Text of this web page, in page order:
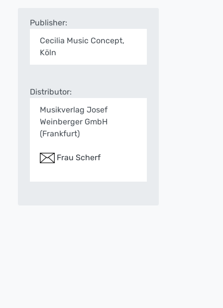
Publisher:
Cecilia Music Concept,
Köln
Distributor:
Musikverlag Josef
Weinberger GmbH
(Frankfurt)
Frau Scherf